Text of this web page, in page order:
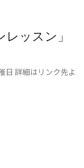
レッスン」
日 詳細はリンク先よ